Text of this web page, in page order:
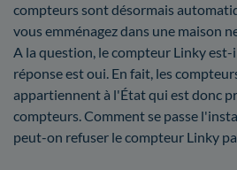
compteurs sont désormais
vous emménagez dans une maison
A la question, le compteur Linky est-
réponse est oui. En fait, les
appartiennent à l'État qui est donc
compteurs. Comment se passe
peut-on refuser le compteur Linky